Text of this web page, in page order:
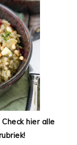
hier alle